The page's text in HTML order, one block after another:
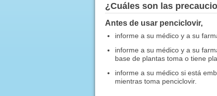
¿Cuáles son las
Antes de usar penciclovir,
informe a su médico y a su
informe a su médico y a su
base de plantas toma o tiene
informe a su médico si está
mientras toma penciclovir.